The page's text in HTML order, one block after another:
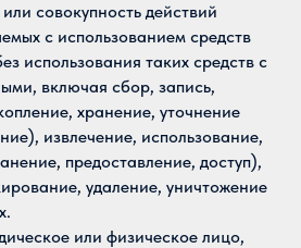
совокупность действий
с использованием средств
использования таких средств с
включая сбор, запись,
хранение, уточнение
извлечение, использование,
предоставление, доступ),
удаление, уничтожение
или физическое лицо,